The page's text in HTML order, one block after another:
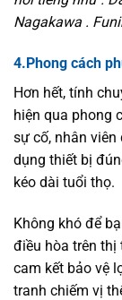
Nagakawa .
4.Phong cách
Hơn hết, tính
hiện qua phong
sự cố, nhân
dụng thiết bị
kéo dài tuổi thọ.
Không khó để
điều hòa trên thị
cam kết bảo vệ
tranh chiếm vị